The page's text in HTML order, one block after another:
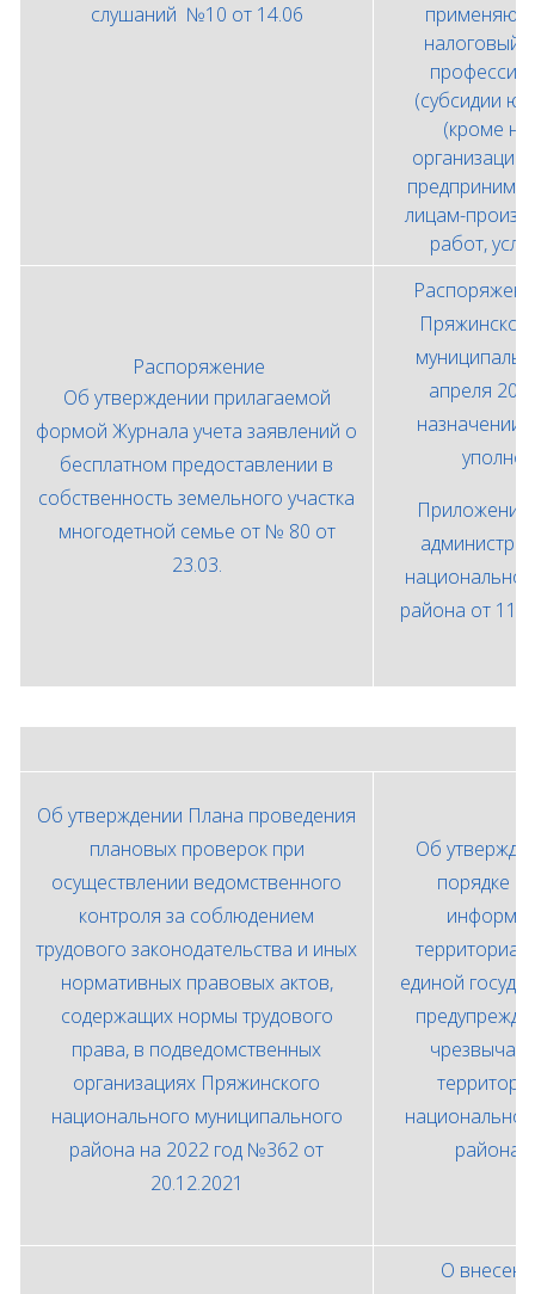
слушаний №10 от 14.06
налоговый
(субсидии
(кроме
лицам-
работ,
Распоряжение
Об утверждении прилагаемой
формой Журнала учета заявлений о
бесплатном предоставлении в
собственность земельного участка
многодетной семье от № 80 от
23.03.
апреля
назначении
района от 11
Об утверждении Плана проведения
плановых проверок при
осуществлении ведомственного
контроля за соблюдением
трудового законодательства и иных
нормативных правовых актов,
содержащих нормы трудового
права, в подведомственных
организациях Пряжинского
национального муниципального
района на 2022 год №362 от
20.12.2021
Об
порядке
единой
района
О